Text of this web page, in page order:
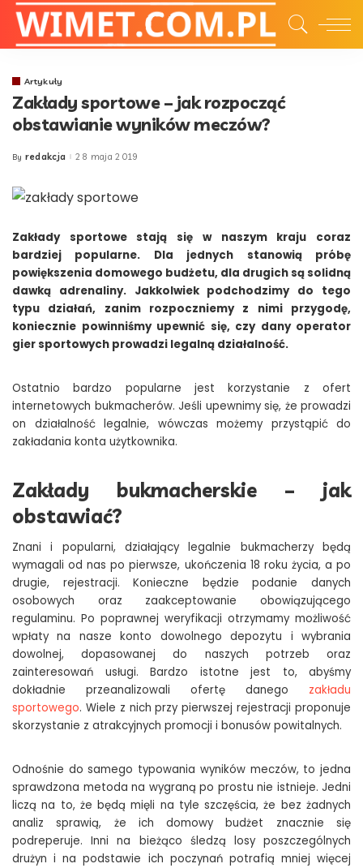
Artykuły
Zakłady sportowe – jak rozpocząć
obstawianie wyników meczów?
Posted
By redakcja 28 maja 2019
Zakłady sportowe stają się w naszym kraju coraz
bardziej popularne. Dla jednych stanowią próbę
powiększenia domowego budżetu, dla drugich są solidną
dawką adrenaliny. Jakkolwiek podchodzimy do tego
typu działań, zanim rozpoczniemy z nimi przygodę,
koniecznie powinniśmy upewnić się, czy dany operator
gier sportowych prowadzi legalną działalność.
Ostatnio bardzo popularne jest korzystanie z ofert
internetowych bukmacherów. Jeśli upewnimy się, że prowadzi
on działalność legalnie, wówczas możemy przystąpić do
zakładania konta użytkownika.
Zakłady bukmacherskie – jak
obstawiać?
Znani i popularni, działający legalnie bukmacherzy będą
wymagali od nas po pierwsze, ukończenia 18 roku życia, a po
drugie, rejestracji. Konieczne będzie podanie danych
osobowych oraz zaakceptowanie obowiązującego
regulaminu. Po poprawnej weryfikacji otrzymamy możliwość
wpłaty na nasze konto dowolnego depozytu i wybrania
dowolnej, dopasowanej do naszych potrzeb oraz
zainteresowań usługi. Bardzo istotne jest to, abyśmy
dokładnie przeanalizowali ofertę danego zakładu
sportowego. Wiele z nich przy pierwszej rejestracji proponuje
skorzystanie z atrakcyjnych promocji i bonusów powitalnych.
Odnośnie do samego typowania wyników meczów, to jedna
sprawdzona metoda na wygraną po prostu nie istnieje. Jedni
liczą na to, że będą mięli na tyle szczęścia, że bez żadnych
analiz sprawią, że ich domowy budżet znacznie się
podreperuje. Inni na bieżąco śledzą losy poszczególnych
drużyn i na podstawie ich poczynań potrafią mniej więcej